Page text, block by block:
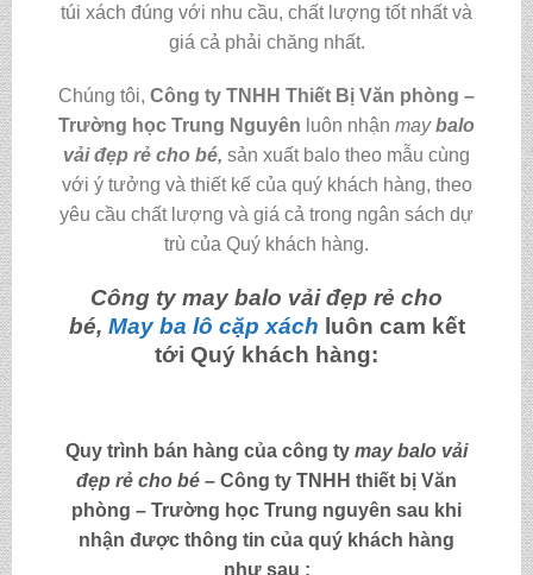
túi xách đúng với nhu cầu, chất lượng tốt nhất và
giá cả phải chăng nhất.
Chúng tôi, Công ty TNHH Thiết Bị Văn phòng –
Trường học Trung Nguyên luôn nhận maybalo
vải đẹp rẻ cho bé, sản xuất balo theo mẫu cùng
với ý tưởng và thiết kế của quý khách hàng, theo
yêu cầu chất lượng và giá cả trong ngân sách dự
trù của Quý khách hàng.
Công ty may balo vải đẹp rẻ cho
bé, May ba lô cặp xách luôn cam kết
tới Quý khách hàng:
Quy trình bán hàng của công ty maybalo vải
đẹp rẻ cho bé – Công ty TNHH thiết bị Văn
phòng – Trường học Trung nguyên sau khi
nhận được thông tin của quý khách hàng
như sau :